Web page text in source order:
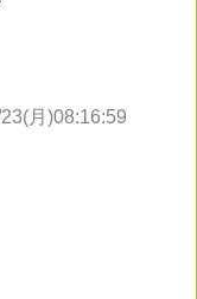
月)08:16:59